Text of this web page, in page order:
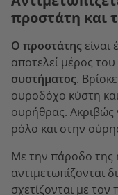
προστάτη και
Ο προστάτης
αποτελεί μέρος του
συστήματος.
ουροδόχο κύστη
ουρήθρας. Ακριβώς
ρόλο και στην
Με την πάροδο της
αντιμετωπίζονται
σχετίζονται με τον